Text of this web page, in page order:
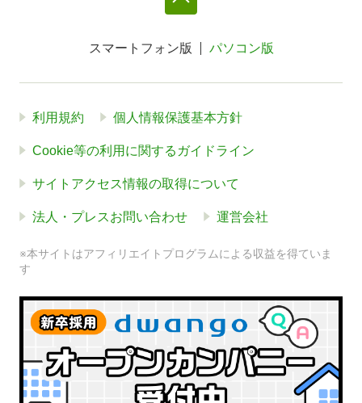
スマートフォン版 パソコン版
利用規約 個人情報保護基本方針
Cookie等の利用に関するガイドライン
サイトアクセス情報の取得について
法人・プレスお問い合わせ 運営会社
※本サイトはアフィリエイトプログラムによる収益を得ていま
す